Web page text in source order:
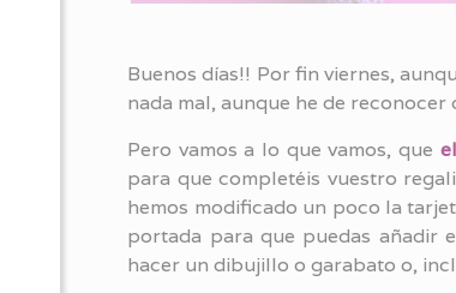
Buenos días!! Por fin viernes,
nada mal, aunque he de reconocer
Pero vamos a lo que vamos, que
para que completéis vuestro
hemos modificado un poco la
portada para que puedas añadir
hacer un dibujillo o garabato o,